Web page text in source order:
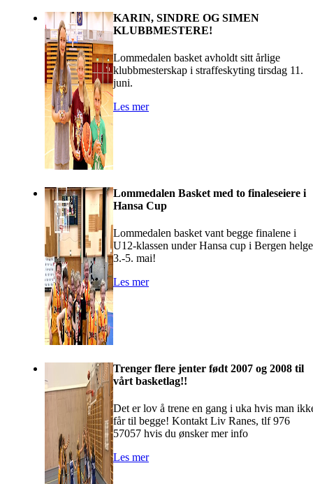
KARIN, SINDRE OG SIMEN
KLUBBMESTERE!
Lommedalen basket avholdt sitt årlige
klubbmesterskap i straffeskyting tirsdag 11.
juni.
Les mer
Lommedalen Basket med to finaleseiere i
Hansa Cup
Lommedalen basket vant begge finalene i
U12-klassen under Hansa cup i Bergen
3.-5. mai!
Les mer
Trenger flere jenter født 2007 og 2008 til
vårt basketlag!!
Det er lov å trene en gang i uka hvis man
får til begge! Kontakt Liv Ranes, tlf 976
57057 hvis du ønsker mer info
Les mer